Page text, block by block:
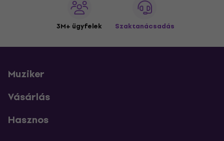
3M+ ügyfelek Szaktanácsadás
Muziker
Vásárlás
Hasznos